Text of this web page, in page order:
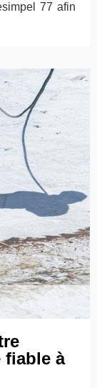
77 afin
fiable à